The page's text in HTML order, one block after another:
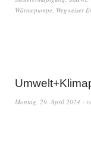
Wärmepumpe, Wegweiser
Montag, 29. April 2024